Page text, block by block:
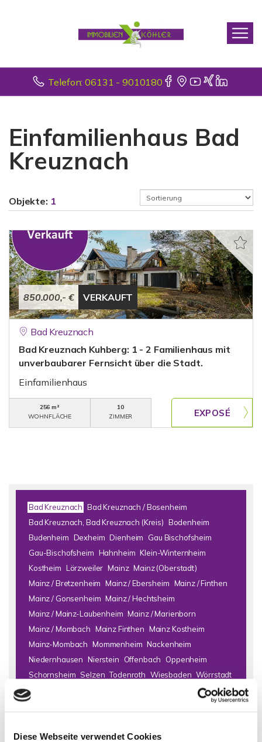
Diese Webseite verwendet Cookies
Telefon: 06131 - 9010180
Einfamilienhaus Bad
Kreuznach
Objekte: 1
850.000,- € VERKAUFT
Bad Kreuznach
Bad Kreuznach Kuhberg: 1 - 2 Familienhaus mit
unverbaubarer Fernsicht über die Stadt.
Einfamilienhaus
256 m²
WOHNFLÄCHE
10
ZIMMER
Bad Kreuznach Bad Kreuznach / Bosenheim
Bad Kreuznach, Bad Kreuznach (Kreis) Bodenheim
Budenheim Dexheim Dienheim
Gau Bischofsheim
Gau-Bischofsheim Hahnheim Klein-Winternheim
Kostheim Lörzweiler Mainz Mainz (Oberstadt)
Mainz / Bretzenheim Mainz / Ebersheim Mainz / Finthen
Mainz / Gonsenheim Mainz / Hechtsheim
Mainz / Mainz-Laubenheim Mainz / Marienborn
Mainz / Mombach Mainz Finthen Mainz Kostheim
Mainz-Mombach Mommenheim Nackenheim
Niedernhausen Nierstein Offenbach
Oppenheim
Schornsheim Selzen Todenroth Wiesbaden Wörrstadt
Zornheim
Kreuznach
kaufen Bad Kreuznach
Immobilie Bad Kreuznach